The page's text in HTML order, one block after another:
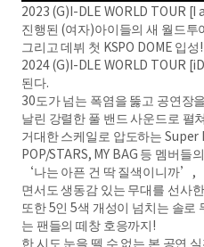
2023 (G)I-DLE WORLD TOUR [I
진행된 (여자)아이들의 새 월드투
그리고 데뷔 첫 KSPO DOME 입성!
2024 (G)I-DLE WORLD TOUR
된다.
30도가 넘는 폭염을 뚫고 공연장
날린 강렬한 풀 밴드 사운드로 펼
거대한 스케일로 압도하는
POP/STARS, MY BAG 등 멤버들
‘나는 아픈 건 딱 질색이니까
면서도 생동감 있는 무대를 선사
또한 5인 5색 개성이 넘치는 솔로
는 팬들의 떼창 호응까지!
한 시도 눈을 뗄 수 없는 본 공연